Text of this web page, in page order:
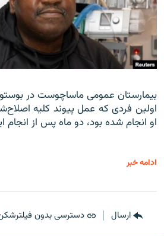
بیمارستان عمومی ماساچوست در
اولین فردی که عمل پیوند کلیه
او انجام شده بود، دو ماه پس از
ادامه خبر
ارسال دسترسی بدون